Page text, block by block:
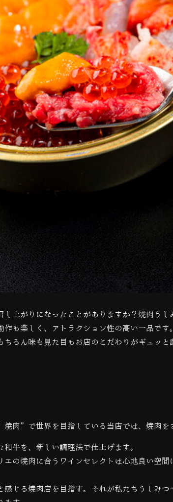
し上がりになったことがありますか？焼肉う
も楽しく、アトラクション性の高い一品で
ろん味も見た目もお店のこだわりがギュッと
肉”で世界を目指している当店では、 焼肉を
牛を、新しい調理法で仕上げます。
の焼肉に合うワインセレクトは心地良い空間
じる焼肉店を目指す。それが私たちうしみつ